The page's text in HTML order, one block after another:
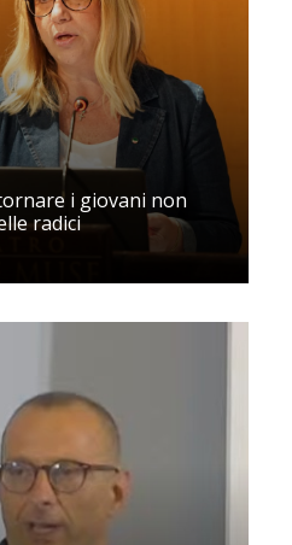
i giovani non
radici